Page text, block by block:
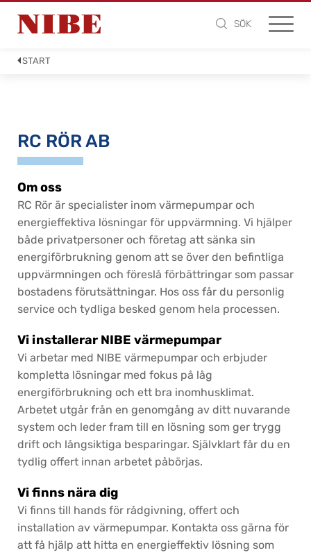
SÖK
START
RC RÖR AB
Om oss
RC Rör är specialister inom värmepumpar och
energieffektiva lösningar för uppvärmning. Vi hjälper
både privatpersoner och företag att sänka sin
energiförbrukning genom att se över den befintliga
uppvärmningen och föreslå förbättringar som passar
bostadens förutsättningar. Hos oss får du personlig
service och tydliga besked genom hela processen.
Vi installerar NIBE värmepumpar
Vi arbetar med NIBE värmepumpar och erbjuder
kompletta lösningar med fokus på låg
energiförbrukning och ett bra inomhusklimat.
Arbetet utgår från en genomgång av ditt nuvarande
system och leder fram till en lösning som ger trygg
drift och långsiktiga besparingar. Självklart får du en
tydlig offert innan arbetet påbörjas.
Vi finns nära dig
Vi finns till hands för rådgivning, offert och
installation av värmepumpar. Kontakta oss gärna för
att få hjälp att hitta en energieffektiv lösning som